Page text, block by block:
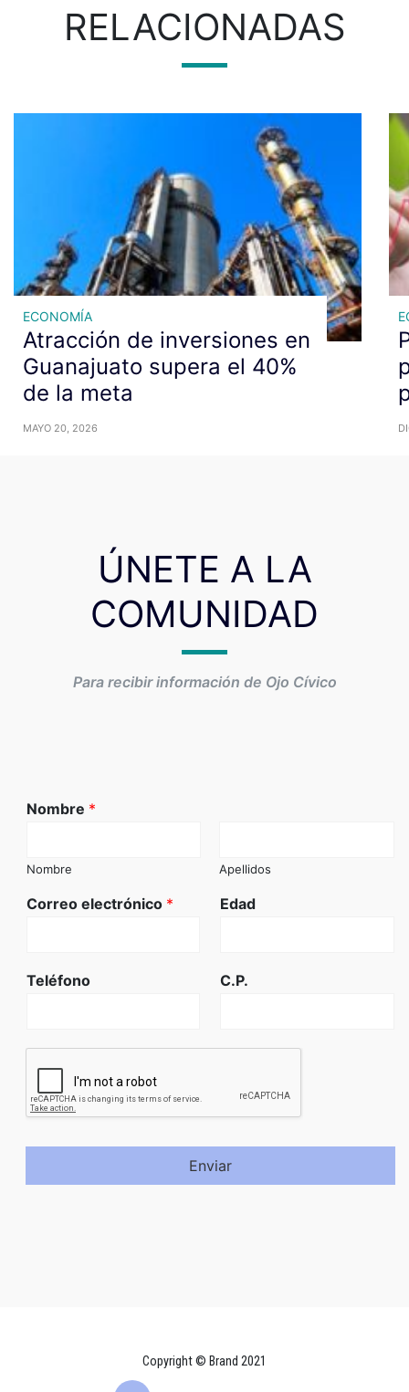
RELACIONADAS
ECONOMÍA
Atracción de inversiones en
Guanajuato supera el 40%
de la meta
MAYO 20, 2026
ÚNETE A LA
COMUNIDAD
Para recibir información de Ojo Cívico
Nombre *
Nombre Apellidos
Correo electrónico * Edad
Teléfono C.P.
Enviar
Copyright © Brand 2021